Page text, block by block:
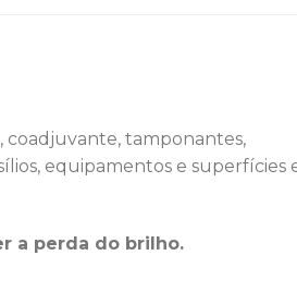
tamponantes,
equipamentos e superfícies
a perda do brilho.